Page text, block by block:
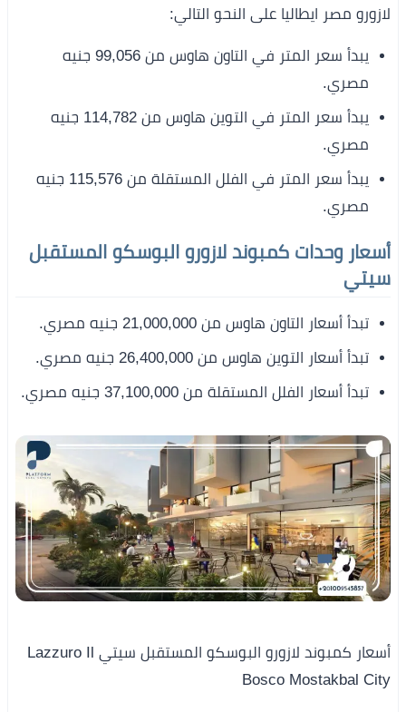
لازورو مصر ايطاليا على النحو التالي:
يبدأ سعر المتر في التاون هاوس من 99,056 جنيه
مصري.
يبدأ سعر المتر في التوين هاوس من 114,782 جنيه
مصري.
يبدأ سعر المتر في الفلل المستقلة من 115,576 جنيه
مصري.
أسعار وحدات كمبوند لازورو البوسكو المستقبل
سيتي
تبدأ أسعار التاون هاوس من 21,000,000 جنيه مصري.
تبدأ أسعار التوين هاوس من 26,400,000 جنيه مصري.
تبدأ أسعار الفلل المستقلة من 37,100,000 جنيه مصري.
أسعار كمبوند لازورو البوسكو المستقبل سيتي Lazzuro Il
Bosco Mostakbal City